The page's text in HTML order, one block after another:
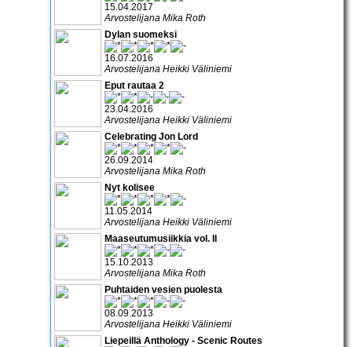
15.04.2017
Arvostelijana Mika Roth
Dylan suomeksi
16.07.2016
Arvostelijana Heikki Väliniemi
Eput rautaa 2
23.04.2016
Arvostelijana Heikki Väliniemi
Celebrating Jon Lord
26.09.2014
Arvostelijana Mika Roth
Nyt kolisee
11.05.2014
Arvostelijana Heikki Väliniemi
Maaseutumusiikkia vol. II
15.10.2013
Arvostelijana Mika Roth
Puhtaiden vesien puolesta
08.09.2013
Arvostelijana Heikki Väliniemi
Liepeillä Anthology - Scenic Routes